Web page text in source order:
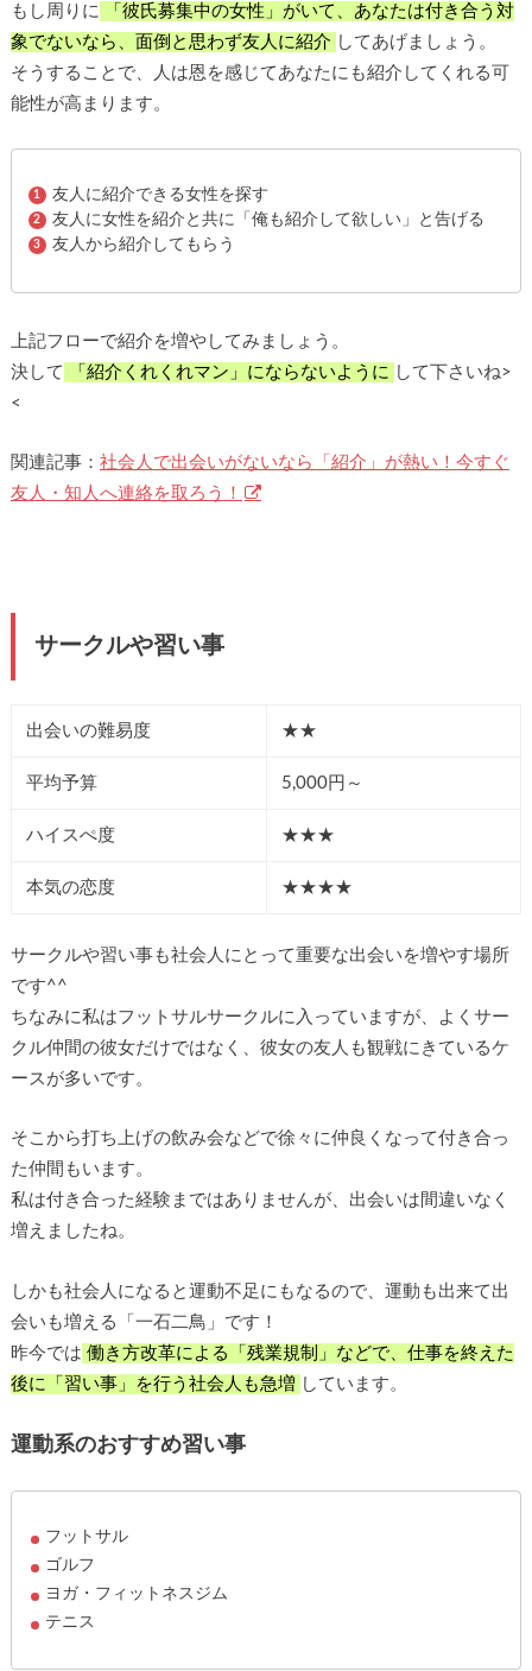
もし周りに
「彼氏募集中の女性」がいて、あなたは付き合う対
象でないなら、面倒と思わず友人に紹介 してあげましょう。
そうすることで、人は恩を感じてあなたにも紹介してくれる可
能性が高まります。
友人に紹介できる女性を探す
友人に女性を紹介と共に「俺も紹介して欲しい」と告げる
友人から紹介してもらう
上記フローで紹介を増やしてみましょう。
決して
「紹介くれくれマン」にならないように して下さいね>
<
関連記事： 社会人で出会いがないなら「紹介」が熱い！今すぐ
友人・知人へ連絡を取ろう！
サークルや習い事
出会いの難易度 ★★
平均予算 5,000円～
ハイスぺ度 ★★★
本気の恋度 ★★★★
サークルや習い事も社会人にとって重要な出会いを増やす場所
です^^
ちなみに私はフットサルサークルに入っていますが、よくサー
クル仲間の彼女だけではなく、彼女の友人も観戦にきているケ
ースが多いです。
そこから打ち上げの飲み会などで徐々に仲良くなって付き合っ
た仲間もいます。
私は付き合った経験まではありませんが、出会いは間違いなく
増えましたね。
しかも社会人になると運動不足にもなるので、運動も出来て出
会いも増える「一石二鳥」です！
昨今では 働き方改革による「残業規制」などで、仕事を終えた
後に「習い事」を行う社会人も急増 しています。
運動系のおすすめ習い事
フットサル
ゴルフ
ヨガ・フィットネスジム
テニス